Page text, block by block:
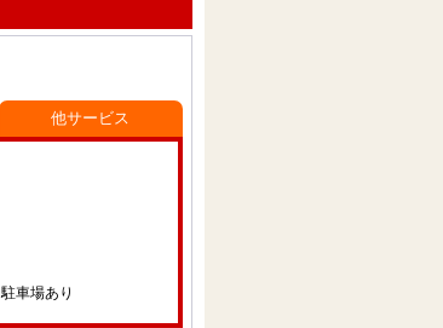
駐車場あり
他サービス